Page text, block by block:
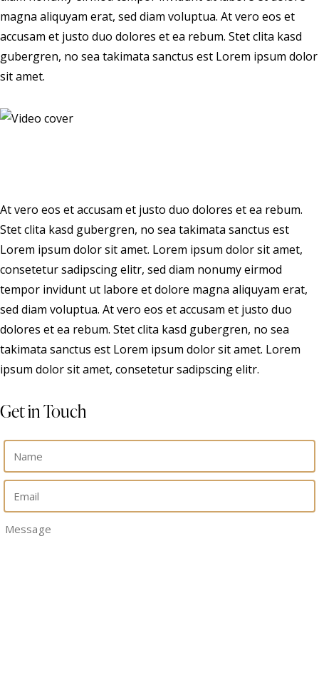
magna aliquyam erat, sed diam voluptua. At vero eos et
accusam et justo duo dolores et ea rebum. Stet clita kasd
gubergren, no sea takimata sanctus est Lorem ipsum dolor
sit amet.
At vero eos et accusam et justo duo dolores et ea rebum.
Stet clita kasd gubergren, no sea takimata sanctus est
Lorem ipsum dolor sit amet. Lorem ipsum dolor sit amet,
consetetur sadipscing elitr, sed diam nonumy eirmod
tempor invidunt ut labore et dolore magna aliquyam erat,
sed diam voluptua. At vero eos et accusam et justo duo
dolores et ea rebum. Stet clita kasd gubergren, no sea
takimata sanctus est Lorem ipsum dolor sit amet. Lorem
ipsum dolor sit amet, consetetur sadipscing elitr.
Get in Touch